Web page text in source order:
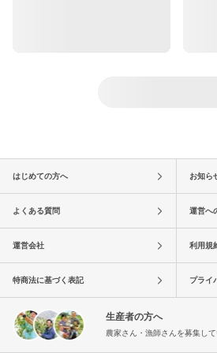
はじめての方へ お知ら
よくある質問 運営へ
運営会社 利用規
特商法に基づく表記 プライ
生産者の方へ
農家さん・漁師さんを募集し